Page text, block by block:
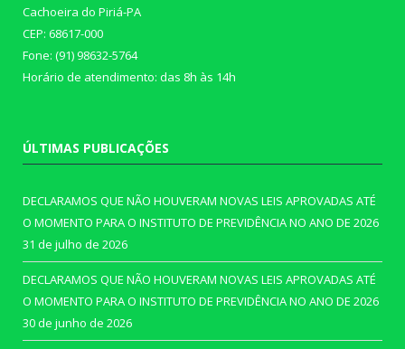
Cachoeira do Piriá-PA
CEP: 68617-000
Fone: (91) 98632-5764
Horário de atendimento: das 8h às 14h
ÚLTIMAS PUBLICAÇÕES
DECLARAMOS QUE NÃO HOUVERAM NOVAS LEIS APROVADAS ATÉ
O MOMENTO PARA O INSTITUTO DE PREVIDÊNCIA NO ANO DE 2026
31 de julho de 2026
DECLARAMOS QUE NÃO HOUVERAM NOVAS LEIS APROVADAS ATÉ
O MOMENTO PARA O INSTITUTO DE PREVIDÊNCIA NO ANO DE 2026
30 de junho de 2026